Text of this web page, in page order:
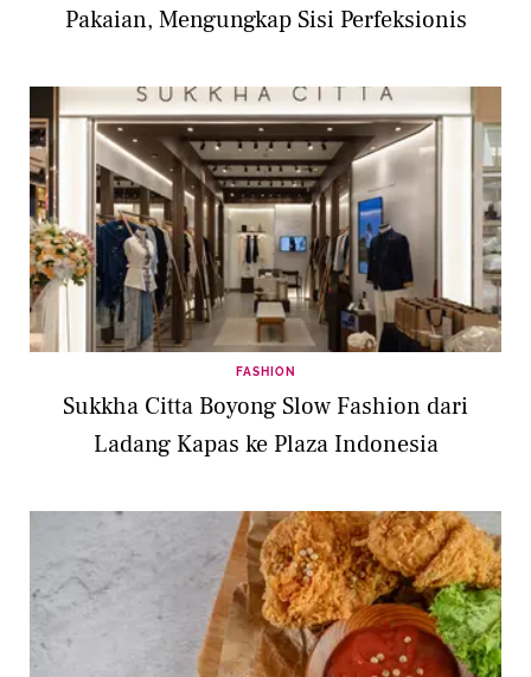
Pakaian, Mengungkap Sisi Perfeksionis
FASHION
Sukkha Citta Boyong Slow Fashion dari
Ladang Kapas ke Plaza Indonesia